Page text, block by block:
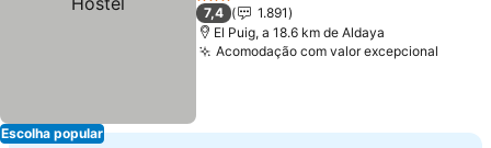
Escolha popular
3 Estrelas
7,4
1.891
El Puig, a 18.6 km de Aldaya
Acomodação com valor excepcional